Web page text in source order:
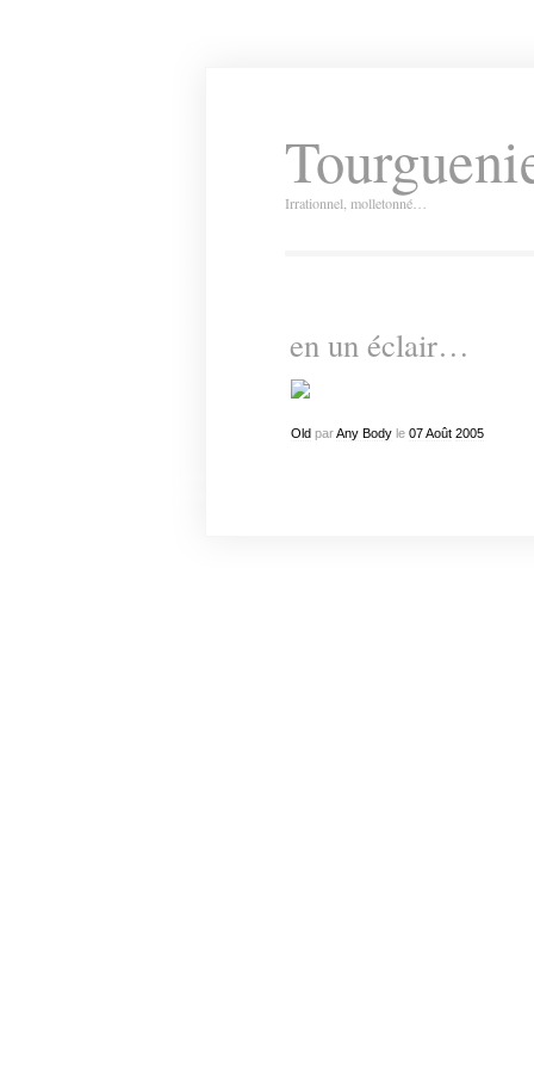
Irrationnel, molletonné…
en un éclair…
OldparAny Bodyle 07 Août 2005